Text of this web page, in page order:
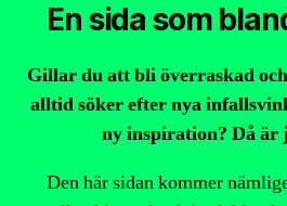
En sida som
Gillar du att bli överraskad
alltid söker efter nya
ny inspiration? Då är
Den här sidan kommer